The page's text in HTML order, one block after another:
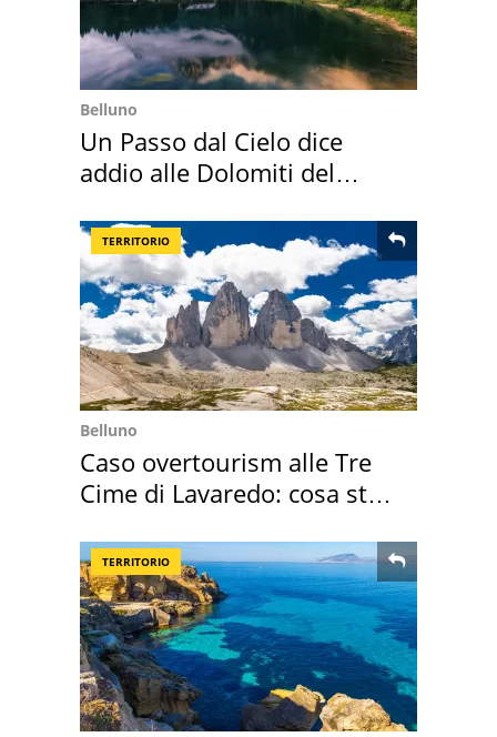
Belluno
Un Passo dal Cielo dice
addio alle Dolomiti del
TERRITORIO
Belluno
Caso overtourism alle Tre
Cime di Lavaredo: cosa sta
TERRITORIO